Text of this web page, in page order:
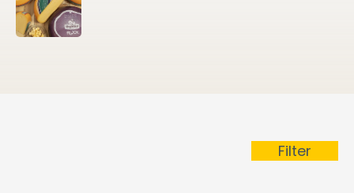
Filter